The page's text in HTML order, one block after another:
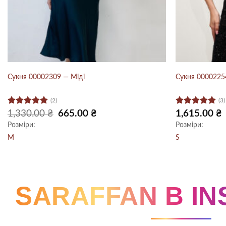
Сукня 00002309 — Міді
Оцінено в
5 з 5
(2)
1,330.00₴
Оригінальна
665.00 ₴
Розміри:
M
Сукня
Оцінено в
5 з 5
(3)
1,615.00 ₴
Розміри:
S
SARAFFAN В